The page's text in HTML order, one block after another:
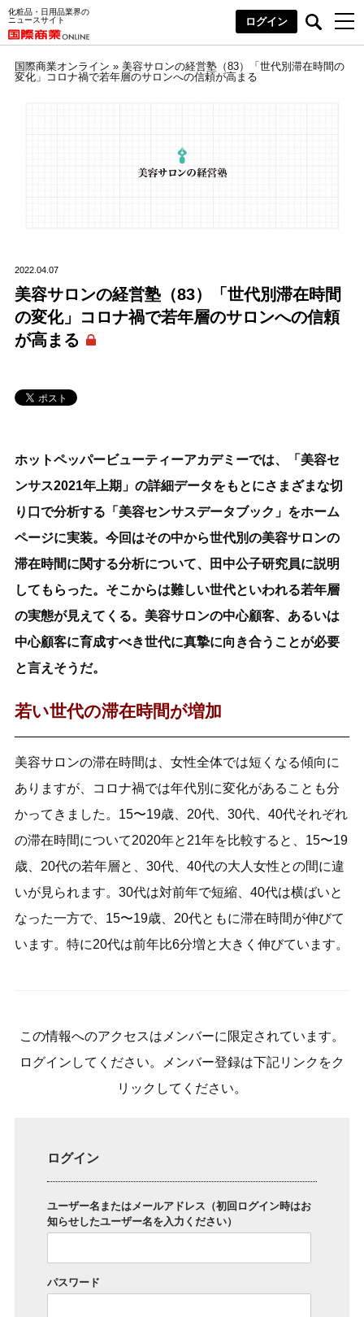
化粧品・日用品業界の
ニュースサイト
ログイン
国際商業オンライン » 美容サロンの経営塾（83）「世代別滞在時間の
変化」コロナ禍で若年層のサロンへの信頼が高まる
2022.04.07
美容サロンの経営塾（83）「世代別滞在時間
の変化」コロナ禍で若年層のサロンへの信頼
が高まる
ホットペッパービューティーアカデミーでは、「美容セ
ンサス2021年上期」の詳細データをもとにさまざまな切
り口で分析する「美容センサスデータブック」をホーム
ページに実装。今回はその中から世代別の美容サロンの
滞在時間に関する分析について、田中公子研究員に説明
してもらった。そこからは難しい世代といわれる若年層
の実態が見えてくる。美容サロンの中心顧客、あるいは
中心顧客に育成すべき世代に真摯に向き合うことが必要
と言えそうだ。
若い世代の滞在時間が増加
美容サロンの滞在時間は、女性全体では短くなる傾向に
ありますが、コロナ禍では年代別に変化があることも分
かってきました。15〜19歳、20代、30代、40代それぞれ
の滞在時間について2020年と21年を比較すると、15〜19
歳、20代の若年層と、30代、40代の大人女性との間に違
いが見られます。30代は対前年で短縮、40代は横ばいと
なった一方で、15〜19歳、20代ともに滞在時間が伸びて
います。特に20代は前年比6分増と大きく伸びています。
この情報へのアクセスはメンバーに限定されています。
ログインしてください。メンバー登録は下記リンクをク
リックしてください。
ログイン
ユーザー名またはメールアドレス（初回ログイン時はお
知らせしたユーザー名を入力ください）
パスワード